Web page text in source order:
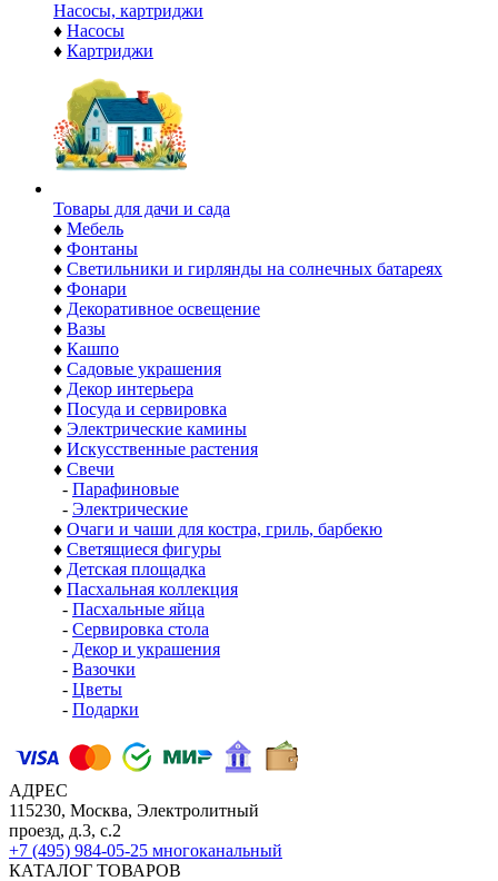
Насосы, картриджи
♦ Насосы
♦ Картриджи
Товары для дачи и сада
♦ Мебель
♦ Фонтаны
♦ Светильники и гирлянды на солнечных батареях
♦ Фонари
♦ Декоративное освещение
♦ Вазы
♦ Кашпо
♦ Садовые украшения
♦ Декор интерьера
♦ Посуда и сервировка
♦ Электрические камины
♦ Искусственные растения
♦ Свечи
- Парафиновые
- Электрические
♦ Очаги и чаши для костра, гриль, барбекю
♦ Светящиеся фигуры
♦ Детская площадка
♦ Пасхальная коллекция
- Пасхальные яйца
- Сервировка стола
- Декор и украшения
- Вазочки
- Цветы
- Подарки
АДРЕС
115230, Москва, Электролитный
проезд, д.3, с.2
+7 (495) 984-05-25 многоканальный
КАТАЛОГ ТОВАРОВ